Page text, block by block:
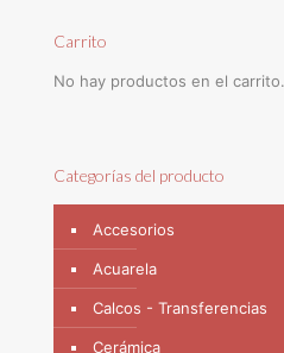
Carrito
No hay productos en el carrito.
Categorías del producto
Accesorios
Acuarela
Calcos - Transferencias
Cerámica